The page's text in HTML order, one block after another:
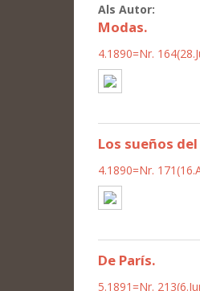
Als Autor:
Modas.
4.1890=Nr.
Los sueños
4.1890=Nr.
De París.
5.1891=Nr.